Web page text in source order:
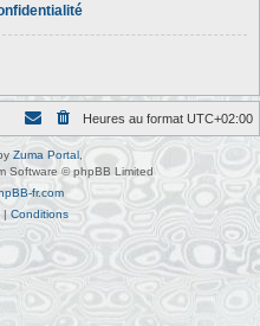
Heures au format UTC+02:00
Zuma Portal
Software © phpBB Limited
fr.com
| Conditions